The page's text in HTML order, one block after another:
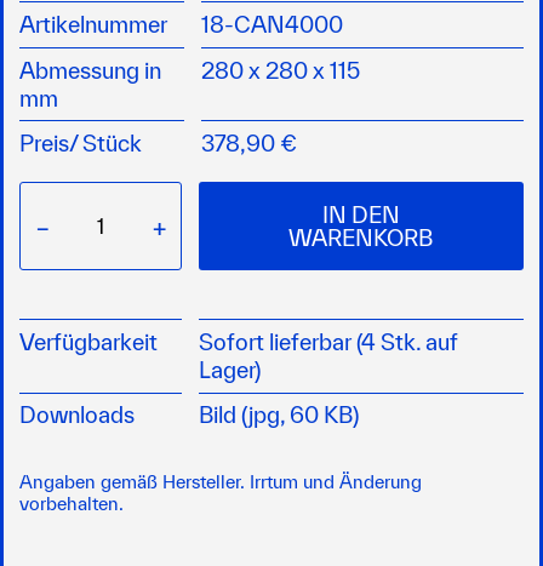
Artikelnummer
18-CAN4000
Abmessung in
mm
280 x 280 x 115
Preis/Stück 378,90 €
− +
IN DEN
WARENKORB
Verfügbarkeit
Sofort lieferbar (4 Stk. auf
Lager)
Downloads
Bild (jpg, 60 KB)
Angaben gemäß Hersteller. Irrtum und Änderung
vorbehalten.